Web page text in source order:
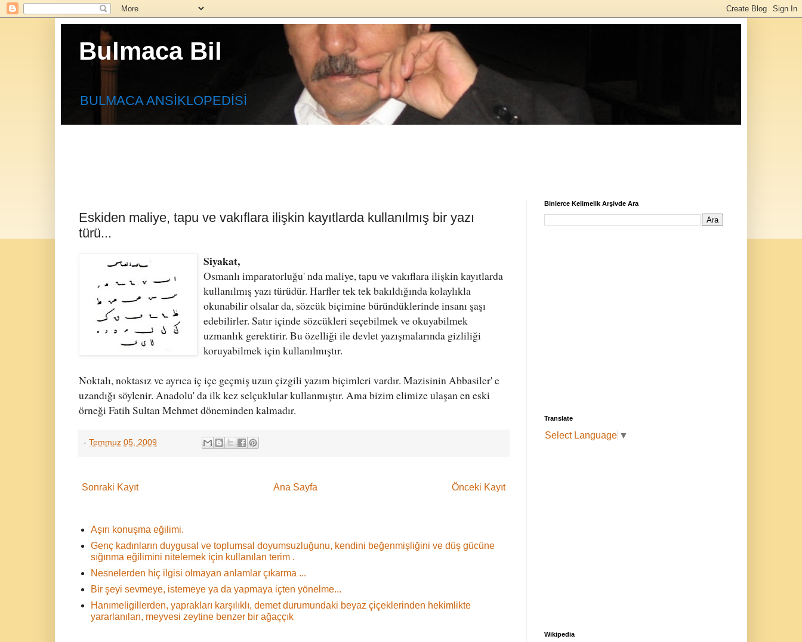
Bulmaca Bil
BULMACA ANSİKLOPEDİSİ
Eskiden maliye, tapu ve vakıflara ilişkin kayıtlarda kullanılmış bir yazı
türü...
Siyakat,
Osmanlı imparatorluğu' nda maliye, tapu ve vakıflara ilişkin kayıtlarda
kullanılmış yazı türüdür. Harfler tek tek bakıldığında kolaylıkla
okunabilir olsalar da, sözcük biçimine büründüklerinde insanı şaşı
edebilirler. Satır içinde sözcükleri seçebilmek ve okuyabilmek
uzmanlık gerektirir. Bu özelliği ile devlet yazışmalarında gizliliği
koruyabilmek için kullanılmıştır.
Noktalı, noktasız ve ayrıca iç içe geçmiş uzun çizgili yazım biçimleri vardır. Mazisinin Abbasiler' e
uzandığı söylenir. Anadolu' da ilk kez selçuklular kullanmıştır. Ama bizim elimize ulaşan en eski
örneği Fatih Sultan Mehmet döneminden kalmadır.
- Temmuz 05, 2009
Sonraki Kayıt Önceki Kayıt
Ana Sayfa
Aşırı konuşma eğilimi.
Genç kadınların duygusal ve toplumsal doyumsuzluğunu, kendini beğenmişliğini ve düş gücüne
sığınma eğilimini nitelemek için kullanılan terim .
Nesnelerden hiç ilgisi olmayan anlamlar çıkarma ...
Bir şeyi sevmeye, istemeye ya da yapmaya içten yönelme...
Hanımeligillerden, yaprakları karşılıklı, demet durumundaki beyaz çiçeklerinden hekimlikte
yararlanılan, meyvesi zeytine benzer bir ağaççık
Binlerce Kelimelik Arşivde Ara
Translate
Select Language ▼
Wikipedia